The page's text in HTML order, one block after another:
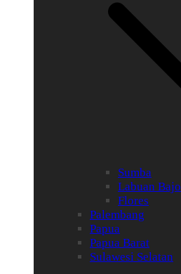
Sumba
Labuan Bajo
Flores
Palembang
Papua
Papua Barat
Sulawesi Selatan